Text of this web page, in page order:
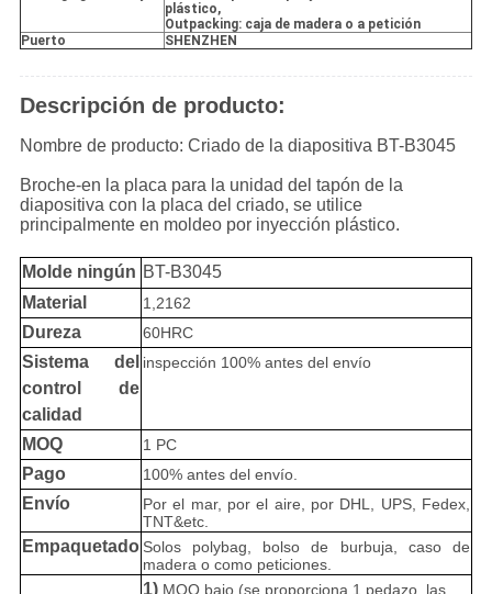
plástico,
Outpacking: caja de madera o a petición
Puerto
SHENZHEN
Descripción de producto:
Nombre de producto: Criado de la diapositiva BT-B3045
Broche-en la placa para la unidad del tapón de la
diapositiva con la placa del criado, se utilice
principalmente en moldeo por inyección plástico.
Molde ningún BT-B3045
Material
1,2162
Dureza 60HRC
Sistema del
control de
calidad
inspección 100% antes del envío
MOQ 1 PC
Pago 100% antes del envío.
Envío
Por el mar, por el aire, por DHL, UPS, Fedex,
TNT&etc.
Empaquetado Solos polybag, bolso de burbuja, caso de
madera o como peticiones.
1) MOQ bajo (se proporciona 1 pedazo, las